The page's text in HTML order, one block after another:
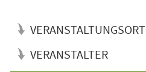
VERANSTALTUNGSORT
VERANSTALTER